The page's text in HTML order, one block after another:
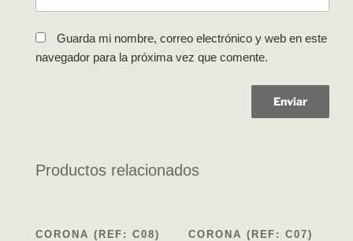
Guarda mi nombre, correo electrónico y web en este
navegador para la próxima vez que comente.
Productos relacionados
CORONA (REF: C08) CORONA (REF: C07)